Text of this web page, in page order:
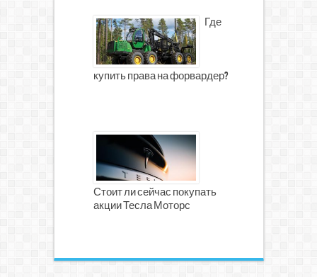
Где
купить права на форвардер?
Стоит ли сейчас покупать
акции Тесла Моторс